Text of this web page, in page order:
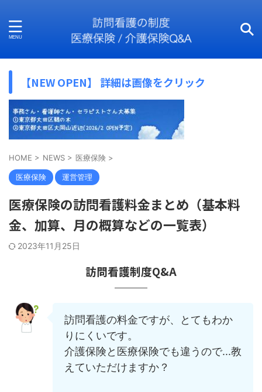
【NEW OPEN】 詳細は画像をクリック
HOME > NEWS > 医療保険 >
医療保険 運営管理
医療保険の訪問看護料金まとめ（基本料
金、加算、月の概算などの一覧表）
2023年11月25日
訪問看護制度Q&A
訪問看護の料金ですが、とてもわか
りにくいです。
介護保険と医療保険でも違うので...教
えていただけますか？